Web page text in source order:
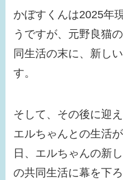
かぼすくんは2025年
うですが、元野良猫
同生活の末に、新し
す。
そして、その後に迎
エルちゃんとの生活
日、エルちゃんの新
の共同生活に幕を下ろ